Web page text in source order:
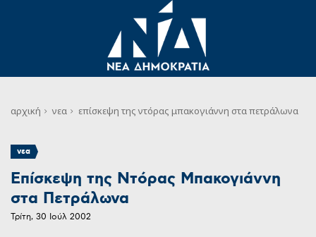
αρχική νεα επίσκεψη της ντόρας μπακογιάννη στα πετράλωνα
νεα
Επίσκεψη της Ντόρας Μπακογιάννη
στα Πετράλωνα
Τρίτη, 30 Ιούλ 2002